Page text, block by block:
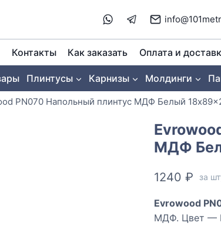
Контакты Как заказать Оплата и
Плинтусы Карнизы Молдинги
PN070 Напольный плинтус МДФ Белый
МДФ
1240 ₽ за
Evrowood
МДФ. Цвет —